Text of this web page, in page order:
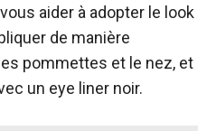
aider à adopter le look
de manière
pommettes et le nez, et
un eye liner noir.